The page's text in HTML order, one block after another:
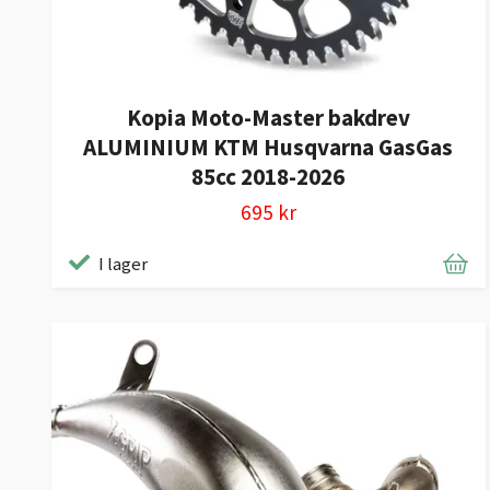
Kopia Moto-Master bakdrev
ALUMINIUM KTM Husqvarna GasGas
85cc 2018-2026
695 kr
I lager